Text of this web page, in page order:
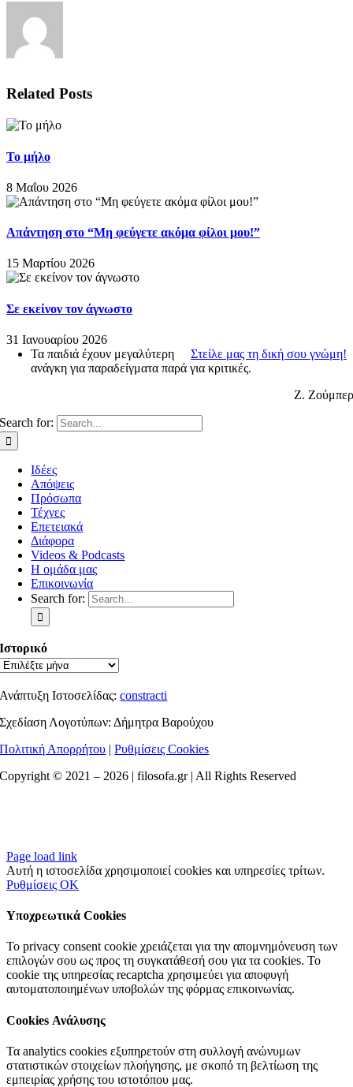
Related Posts
Το μήλο
8 Μαΐου 2026
Απάντηση στο “Μη φεύγετε ακόμα φίλοι μου!”
15 Μαρτίου 2026
Σε εκείνον τον άγνωστο
31 Ιανουαρίου 2026
Στείλε μας τη δική σου γνώμη!
Τα παιδιά έχουν μεγαλύτερη
ανάγκη για παραδείγματα παρά για κριτικές.
Ζ. Ζούμπερ
Search for:
Ιδέες
Απόψεις
Πρόσωπα
Τέχνες
Επετειακά
Διάφορα
Videos & Podcasts
Η ομάδα μας
Επικοινωνία
Search for:
Ιστορικό
Ανάπτυξη Ιστοσελίδας:constracti
Σχεδίαση Λογοτύπων: Δήμητρα Βαρούχου
Πολιτική Απορρήτου |Ρυθμίσεις Cookies
Copyright © 2021 – 2026 | filosofa.gr | All Rights Reserved
Page load link
Αυτή η ιστοσελίδα χρησιμοποιεί cookies και υπηρεσίες τρίτων.
Ρυθμίσεις OK
Υποχρεωτικά Cookies
Το privacy consent cookie χρειάζεται για την απομνημόνευση των
επιλογών σου ως προς τη συγκατάθεσή σου για τα cookies. Το
cookie της υπηρεσίας recaptcha χρησιμεύει για αποφυγή
αυτοματοποιημένων υποβολών της φόρμας επικοινωνίας.
Cookies Ανάλυσης
Τα analytics cookies εξυπηρετούν στη συλλογή ανώνυμων
στατιστικών στοιχείων πλοήγησης, με σκοπό τη βελτίωση της
εμπειρίας χρήσης του ιστοτόπου μας.